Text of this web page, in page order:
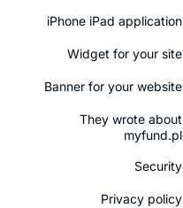
iPhone iPad application
Widget for your site
Banner for your website
They wrote about
myfund.pl
Security
Privacy policy